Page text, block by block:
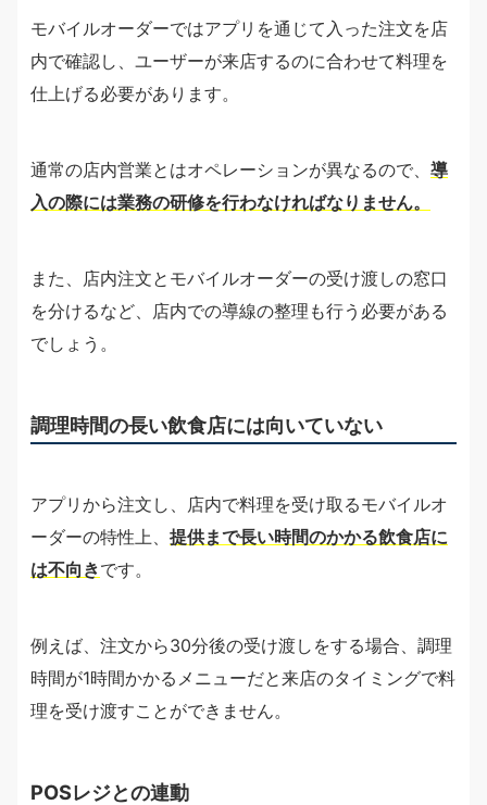
モバイルオーダーではアプリを通じて入った注文を店
内で確認し、ユーザーが来店するのに合わせて料理を
仕上げる必要があります。
通常の店内営業とはオペレーションが異なるので、 導
入の際には業務の研修を行わなければなりません。
また、店内注文とモバイルオーダーの受け渡しの窓口
を分けるなど、店内での導線の整理も行う必要がある
でしょう。
調理時間の長い飲食店には向いていない
アプリから注文し、店内で料理を受け取るモバイルオ
ーダーの特性上、 提供まで長い時間のかかる飲食店に
は不向きです。
例えば、注文から30分後の受け渡しをする場合、調理
時間が1時間かかるメニューだと来店のタイミングで料
理を受け渡すことができません。
POSレジとの連動